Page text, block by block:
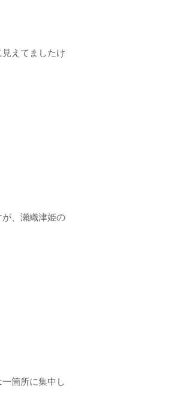
えてましたけ
、瀬織津姫の
箇所に集中し